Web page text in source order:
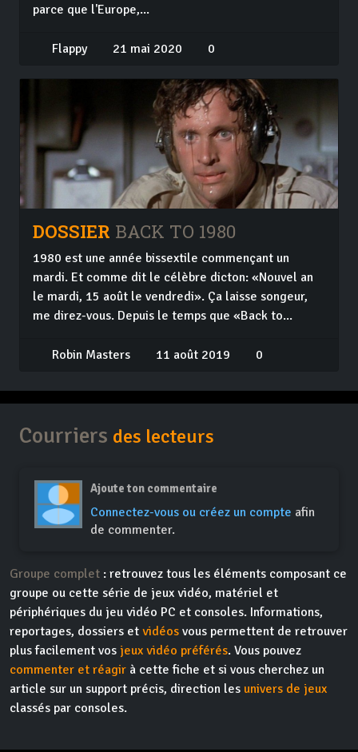
parce que l'Europe,...
Flappy 21 mai 2020 0
DOSSIER BACK TO 1980
1980 est une année bissextile commençant un
mardi. Et comme dit le célèbre dicton: «Nouvel an
le mardi, 15 août le vendredi». Ça laisse songeur,
me direz-vous. Depuis le temps que «Back to...
Robin Masters 11 août 2019 0
Courriers des lecteurs
Ajoute ton commentaire
Connectez-vous ou créez un compte afin
de commenter.
Groupe complet : retrouvez tous les éléments composant ce
groupe ou cette série de jeux vidéo, matériel et
périphériques du jeu vidéo PC et consoles. Informations,
reportages, dossiers et vidéos vous permettent de retrouver
plus facilement vos jeux vidéo préférés. Vous pouvez
commenter et réagir à cette fiche et si vous cherchez un
article sur un support précis, direction les univers de jeux
classés par consoles.